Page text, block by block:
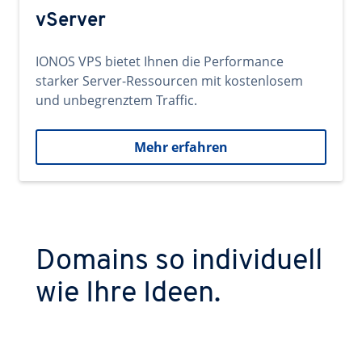
vServer
IONOS VPS bietet Ihnen die Performance
starker Server-Ressourcen mit kostenlosem
und unbegrenztem Traffic.
Mehr erfahren
Domains so individuell
wie Ihre Ideen.